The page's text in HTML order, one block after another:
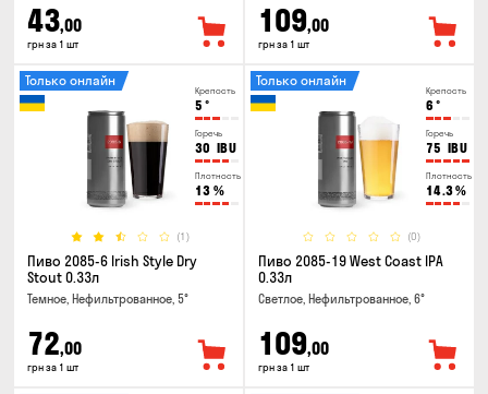
43,00
грн за 1 шт
109,00
грн за 1 шт
Крепость
5 °
Горечь
30 IBU
Плотность
13 %
(1)
Только онлайн
Пиво 2085-6 Irish Style Dry
Stout 0.33л
Темное, Нефильтрованное, 5°
72,00
грн за 1 шт
Крепость
6 °
Горечь
75 IBU
Плотность
14.3%
(0)
Только онлайн
Пиво 2085-19 West Coast IPA
0.33л
Светлое, Нефильтрованное, 6°
109,00
грн за 1 шт